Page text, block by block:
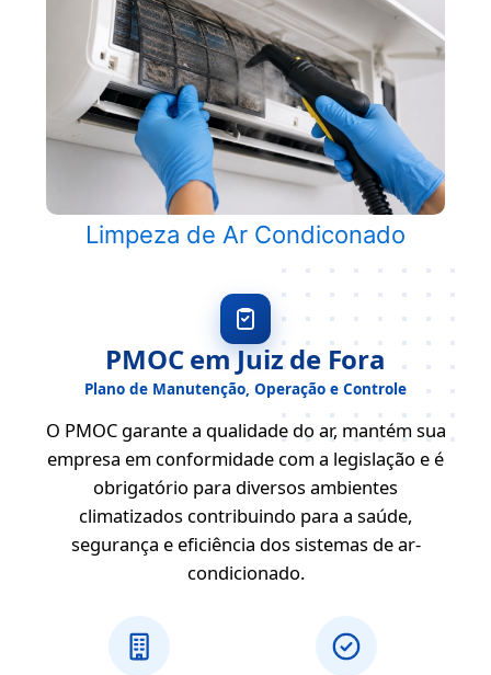
Limpeza de Ar Condiconado
PMOC em Juiz de Fora
Plano de Manutenção, Operação e Controle
O PMOC garante a qualidade do ar, mantém sua
empresa em conformidade com a legislação e é
obrigatório para diversos ambientes
climatizados contribuindo para a saúde,
segurança e eficiência dos sistemas de ar-
condicionado.